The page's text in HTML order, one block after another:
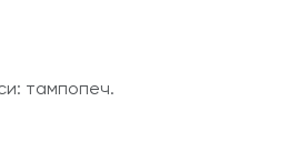
тампопеч.